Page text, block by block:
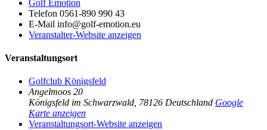
Golf Emotion
Telefon 0561-890 990 43
E-Mail info@golf-emotion.eu
Veranstalter-Website anzeigen
Veranstaltungsort
Golfclub Königsfeld
Angelmoos 20
Königsfeld im Schwarzwald 78126 Deutschland Google
Karte anzeigen
Veranstaltungsort-Website anzeigen